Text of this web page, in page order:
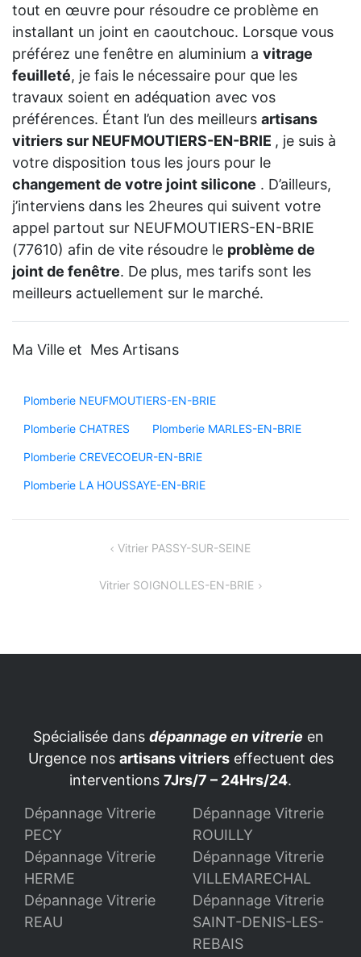
tout en œuvre pour résoudre ce problème en
installant un joint en caoutchouc. Lorsque vous
préférez une fenêtre en aluminium a vitrage
feuilleté, je fais le nécessaire pour que les
travaux soient en adéquation avec vos
préférences. Étant l’un des meilleurs artisans
vitriers sur NEUFMOUTIERS-EN-BRIE , je suis à
votre disposition tous les jours pour le
changement de votre joint silicone . D’ailleurs,
j’interviens dans les 2heures qui suivent votre
appel partout sur NEUFMOUTIERS-EN-BRIE
(77610) afin de vite résoudre le problème de
joint de fenêtre. De plus, mes tarifs sont les
meilleurs actuellement sur le marché.
Ma Ville et Mes Artisans
Plomberie NEUFMOUTIERS-EN-BRIE
Plomberie CHATRES Plomberie MARLES-EN-BRIE
Plomberie CREVECOEUR-EN-BRIE
Plomberie LA HOUSSAYE-EN-BRIE
Vitrier PASSY-SUR-SEINE
Vitrier SOIGNOLLES-EN-BRIE
Spécialisée dans dépannage en vitrerie en
Urgence nos artisans vitrierseffectuent des
interventions 7Jrs/7 – 24Hrs/24.
Dépannage Vitrerie
PECY
Dépannage Vitrerie
ROUILLY
Dépannage Vitrerie
HERME
Dépannage Vitrerie
VILLEMARECHAL
Dépannage Vitrerie
REAU
Dépannage Vitrerie
SAINT-DENIS-LES-
REBAIS